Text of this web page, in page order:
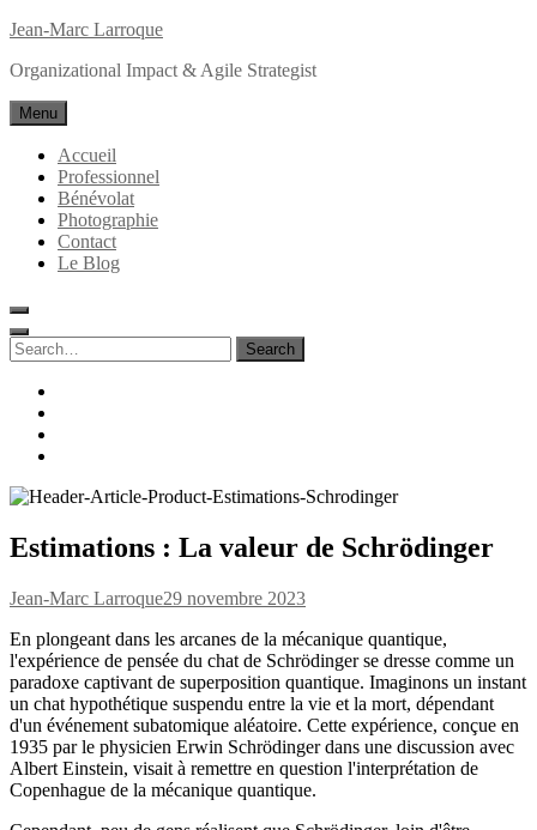
Skip
content
Jean-Marc Larroque
Organizational Impact & Agile Strategist
Menu
Accueil
Professionnel
Bénévolat
Photographie
Contact
Le Blog
Search
for:
Search
Estimations : La valeur de Schrödinger
Jean-Marc Larroque29 novembre 2023
En plongeant dans les arcanes de la mécanique quantique,
l'expérience de pensée du chat de Schrödinger se dresse comme un
paradoxe captivant de superposition quantique. Imaginons un instant
un chat hypothétique suspendu entre la vie et la mort, dépendant
d'un événement subatomique aléatoire. Cette expérience, conçue en
1935 par le physicien Erwin Schrödinger dans une discussion avec
Albert Einstein, visait à remettre en question l'interprétation de
Copenhague de la mécanique quantique.